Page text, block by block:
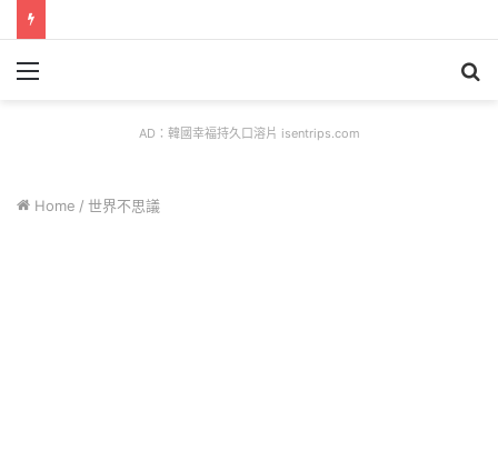
AD：韓國幸福持久口溶片 isentrips.com
Home / 世界不思議